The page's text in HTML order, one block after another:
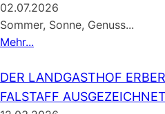
02.07.2026
Sommer, Sonne, Genuss...
Mehr...
DER LANDGASTHOF
FALSTAFF